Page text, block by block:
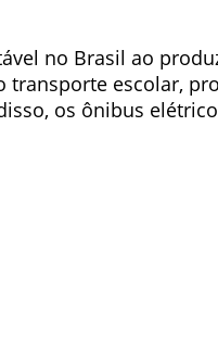
no Brasil ao
escolar,
os ônibus